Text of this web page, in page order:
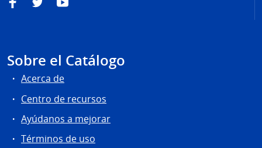
Sobre el Catálogo
Acerca de
Centro de recursos
Ayúdanos a mejorar
Términos de uso